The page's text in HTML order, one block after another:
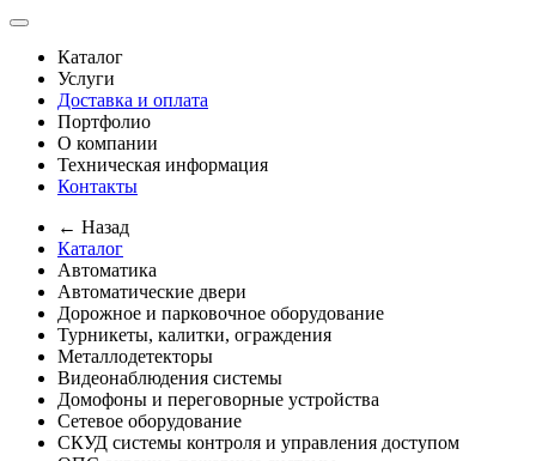
Каталог
Услуги
Доставка и оплата
Портфолио
О компании
Техническая информация
Контакты
← Назад
Каталог
Автоматика
Автоматические двери
Дорожное и парковочное оборудование
Турникеты, калитки, ограждения
Металлодетекторы
Видеонаблюдения cистемы
Домофоны и переговорные устройства
Сетевое оборудование
СКУД системы контроля и управления доступом